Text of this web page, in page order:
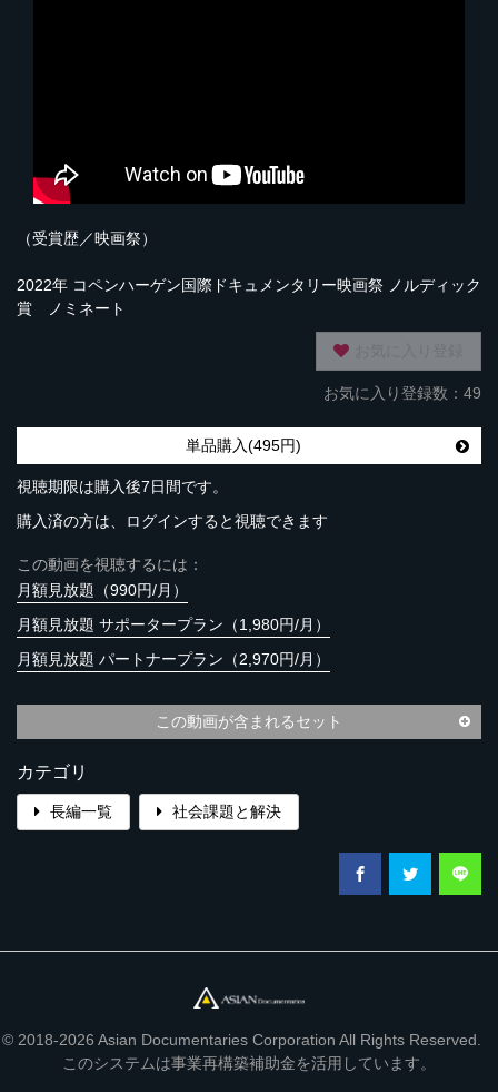
（受賞歴／映画祭）
2022年 コペンハーゲン国際ドキュメンタリー映画祭 ノルディック
賞 ノミネート
お気に入り登録数：49
単品購入(495円)
視聴期限は購入後7日間です。
購入済の方は、ログインすると視聴できます
この動画を視聴するには：
月額見放題（990円/月）
月額見放題 サポータープラン（1,980円/月）
月額見放題 パートナープラン（2,970円/月）
この動画が含まれるセット
カテゴリ
長編一覧 社会課題と解決
© 2018-2026 Asian Documentaries Corporation All Rights Reserved.
このシステムは事業再構築補助金を活用しています。